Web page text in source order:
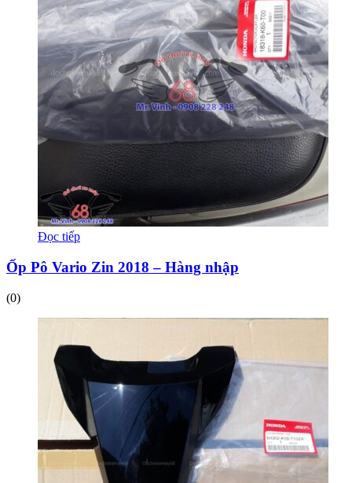
Đọc tiếp
Ốp Pô Vario Zin 2018 – Hàng nhập
(0)